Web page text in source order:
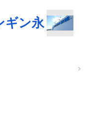
ギン永